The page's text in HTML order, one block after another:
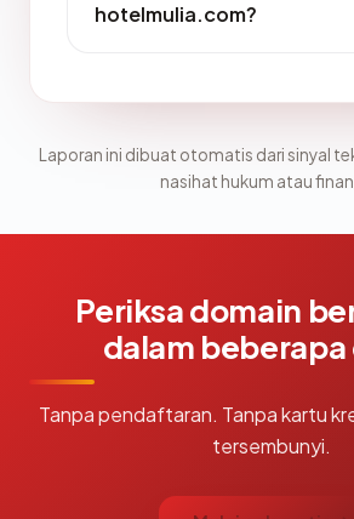
hotelmulia.com?
Laporan ini dibuat otomatis dari sinyal
nasihat hukum atau
Periksa domain
dalam
Tanpa pendaftaran. Tanpa kartu
tersembunyi.